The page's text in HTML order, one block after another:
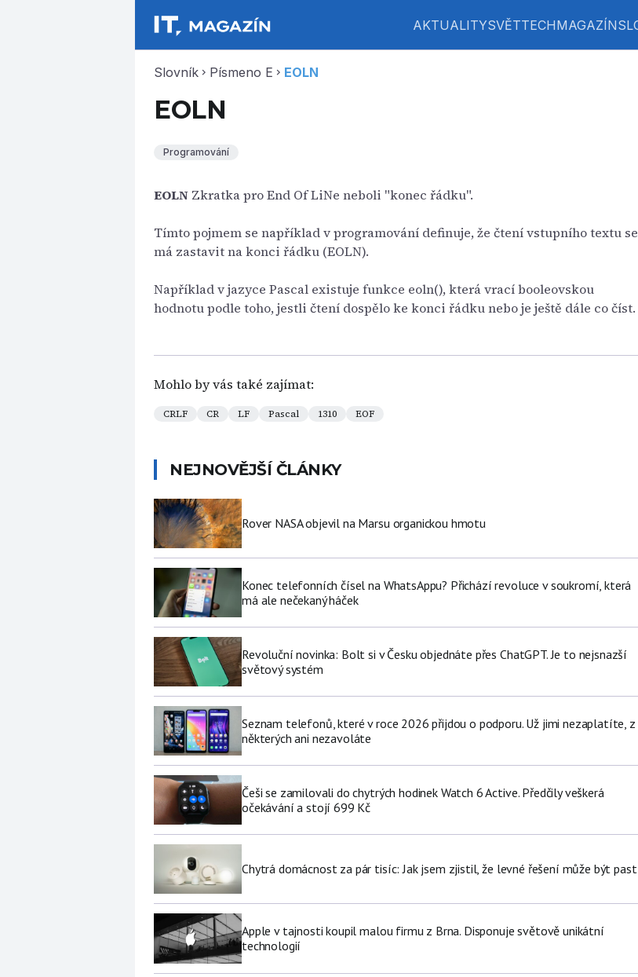
AKTUALITYSVĚTTECHMAGAZÍN
Slovník chevron_right Písmeno E chevron_right EOLN
EOLN
Programování
EOLN Zkratka pro End Of LiNe neboli "konec řádku".
Tímto pojmem se například v programování definuje, že čtení vstupního textu se
má zastavit na konci řádku (EOLN).
Například v jazyce Pascal existuje funkce eoln(), která vrací booleovskou
hodnotu podle toho, jestli čtení dospělo ke konci řádku nebo je ještě dále co číst.
Mohlo by vás také zajímat:
CRLF CR LF Pascal 1310 EOF
NEJNOVĚJŠÍ ČLÁNKY
Rover NASA objevil na Marsu organickou hmotu
Konec telefonních čísel na WhatsAppu? Přichází revoluce v soukromí, která
má ale nečekaný háček
Revoluční novinka: Bolt si v Česku objednáte přes ChatGPT. Je to nejsnazší
světový systém
Seznam telefonů, které v roce 2026 přijdou o podporu. Už jimi nezaplatíte, z
některých ani nezavoláte
Češi se zamilovali do chytrých hodinek Watch 6 Active. Předčily veškerá
očekávání a stojí 699 Kč
Chytrá domácnost za pár tisíc: Jak jsem zjistil, že levné řešení může být past
Apple v tajnosti koupil malou firmu z Brna. Disponuje světově unikátní
technologií